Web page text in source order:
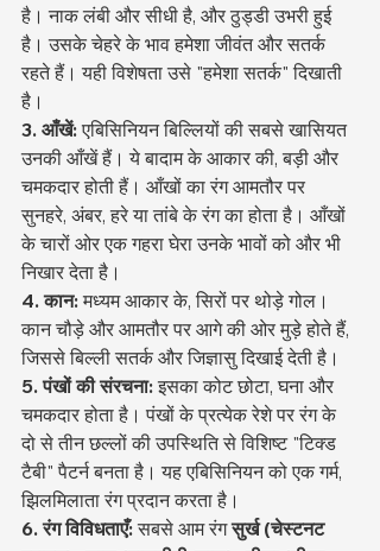
है। नाक लंबी और सीधी है, और ठुड्डी उभरी हुई
है। उसके चेहरे के भाव हमेशा जीवंत और सतर्क
रहते हैं। यही विशेषता उसे "हमेशा सतर्क" दिखाती
है।
3. आँखें: एबिसिनियन बिल्लियों की सबसे खासियत
उनकी आँखें हैं। ये बादाम के आकार की, बड़ी और
चमकदार होती हैं। आँखों का रंग आमतौर पर
सुनहरे, अंबर, हरे या तांबे के रंग का होता है। आँखों
के चारों ओर एक गहरा घेरा उनके भावों को और भी
निखार देता है।
4. कान: मध्यम आकार के, सिरों पर थोड़े गोल।
कान चौड़े और आमतौर पर आगे की ओर मुड़े होते हैं,
जिससे बिल्ली सतर्क और जिज्ञासु दिखाई देती है।
5. पंखों की संरचना: इसका कोट छोटा, घना और
चमकदार होता है। पंखों के प्रत्येक रेशे पर रंग के
दो से तीन छल्लों की उपस्थिति से विशिष्ट "टिक्ड
टैबी" पैटर्न बनता है। यह एबिसिनियन को एक गर्म,
झिलमिलाता रंग प्रदान करता है।
6. रंग विविधताएँ: सबसे आम रंग सुर्ख (चेस्टनट